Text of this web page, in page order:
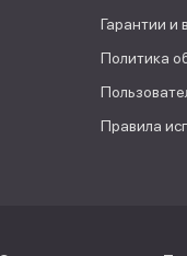
Гарантии и
Политика
Правила